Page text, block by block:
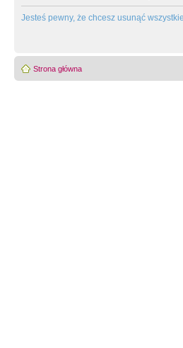
Jesteś pewny, że chcesz usunąć
Strona główna